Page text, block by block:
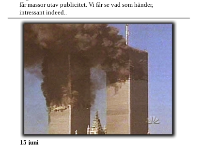
får massor utav publicitet. Vi får se vad som händer,
intressant indeed..
15 juni